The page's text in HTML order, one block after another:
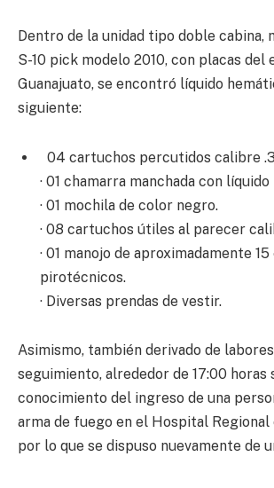
Dentro de la unidad tipo doble cabina,
S-10 pick modelo 2010, con placas del
Guanajuato, se encontró líquido
siguiente:
04 cartuchos percutidos calibre
· 01 chamarra manchada con
· 01 mochila de color negro.
· 08 cartuchos útiles al parecer
· 01 manojo de aproximadamente
pirotécnicos.
· Diversas prendas de vestir.
Asimismo, también derivado de
seguimiento, alrededor de 17:00 horas
conocimiento del ingreso de una
arma de fuego en el Hospital Regional
por lo que se dispuso nuevamente de